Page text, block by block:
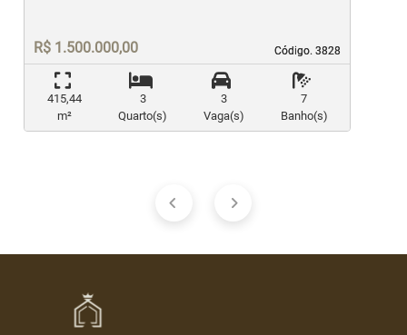
Código. 3828
Código. 3828
R$ 1.500.000,00
415,44
m²
3
Quarto(s)
3
Vaga(s)
7
Banho(s)